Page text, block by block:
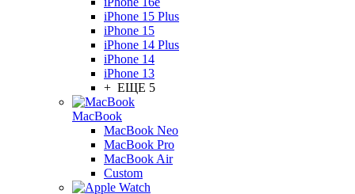
iPhone 15 Plus
iPhone 15
iPhone 14 Plus
iPhone 14
iPhone 13
+ ЕЩЕ 5
MacBook
MacBook Neo
MacBook Pro
MacBook Air
Custom